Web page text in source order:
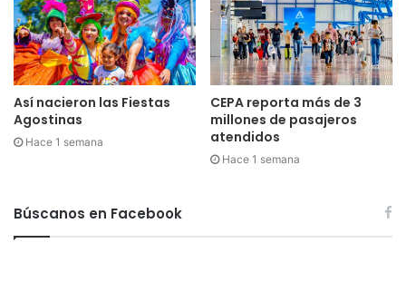
Así nacieron las Fiestas
Agostinas
Hace 1 semana
CEPA reporta más de 3
millones de pasajeros
atendidos
Hace 1 semana
Búscanos en Facebook